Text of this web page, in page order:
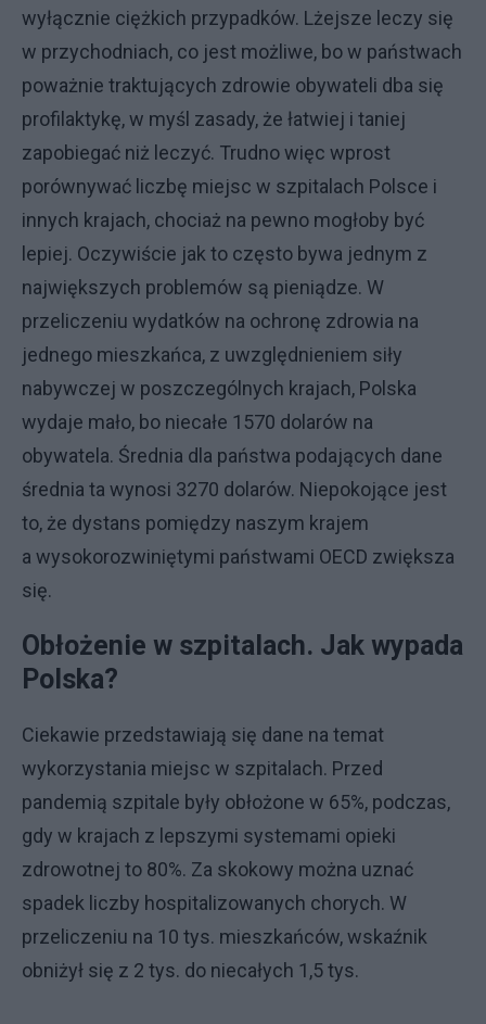
wyłącznie ciężkich przypadków. Lżejsze leczy się
w przychodniach, co jest możliwe, bo w państwach
poważnie traktujących zdrowie obywateli dba się
profilaktykę, w myśl zasady, że łatwiej i taniej
zapobiegać niż leczyć. Trudno więc wprost
porównywać liczbę miejsc w szpitalach Polsce i
innych krajach, chociaż na pewno mogłoby być
lepiej. Oczywiście jak to często bywa jednym z
największych problemów są pieniądze. W
przeliczeniu wydatków na ochronę zdrowia na
jednego mieszkańca, z uwzględnieniem siły
nabywczej w poszczególnych krajach, Polska
wydaje mało, bo niecałe 1570 dolarów na
obywatela. Średnia dla państwa podających dane
średnia ta wynosi 3270 dolarów. Niepokojące jest
to, że dystans pomiędzy naszym krajem
a wysokorozwiniętymi państwami OECD zwiększa
się.
Obłożenie w szpitalach. Jak wypada
Polska?
Ciekawie przedstawiają się dane na temat
wykorzystania miejsc w szpitalach. Przed
pandemią szpitale były obłożone w 65%, podczas,
gdy w krajach z lepszymi systemami opieki
zdrowotnej to 80%. Za skokowy można uznać
spadek liczby hospitalizowanych chorych. W
przeliczeniu na 10 tys. mieszkańców, wskaźnik
obniżył się z 2 tys. do niecałych 1,5 tys.